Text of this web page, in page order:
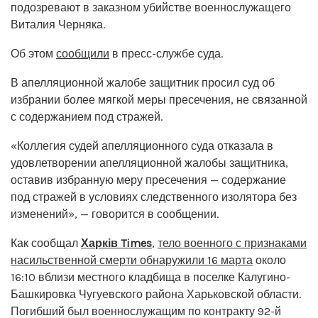
подозревают в заказном убийстве военнослужащего
Виталия Черняка.
Об этом сообщили в пресс-службе суда.
В апелляционной жалобе защитник просил суд об
избрании более мягкой меры пресечения, не связанной
с содержанием под стражей.
«Коллегия судей апелляционного суда отказала в
удовлетворении апелляционной жалобы защитника,
оставив избранную меру пресечения — содержание
под стражей в условиях следственного изолятора без
изменений», — говорится в сообщении.
Как сообщал Харків Times, тело военного с признаками
насильственной смерти обнаружили 16 марта около
16:10 вблизи местного кладбища в поселке Калугино-
Башкировка Чугуевского района Харьковской области.
Погибший был военнослужащим по контракту 92-й